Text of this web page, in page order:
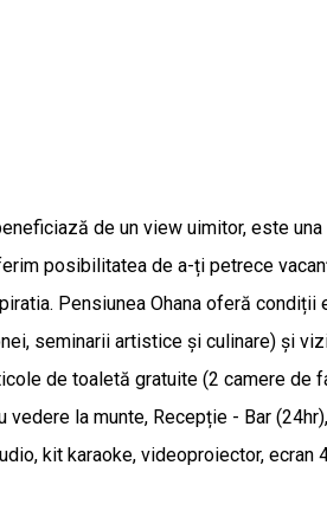
de un view uimitor, este
posibilitatea de a-ți petrece
Pensiunea Ohana oferă
seminarii artistice și culinare) și
de toaletă gratuite (2 camere de
la munte, Recepție - Bar
kit karaoke, videoproiector,